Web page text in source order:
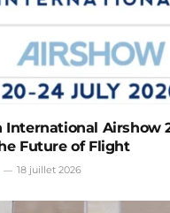
International Airshow
Future of Flight
18 juillet 2026